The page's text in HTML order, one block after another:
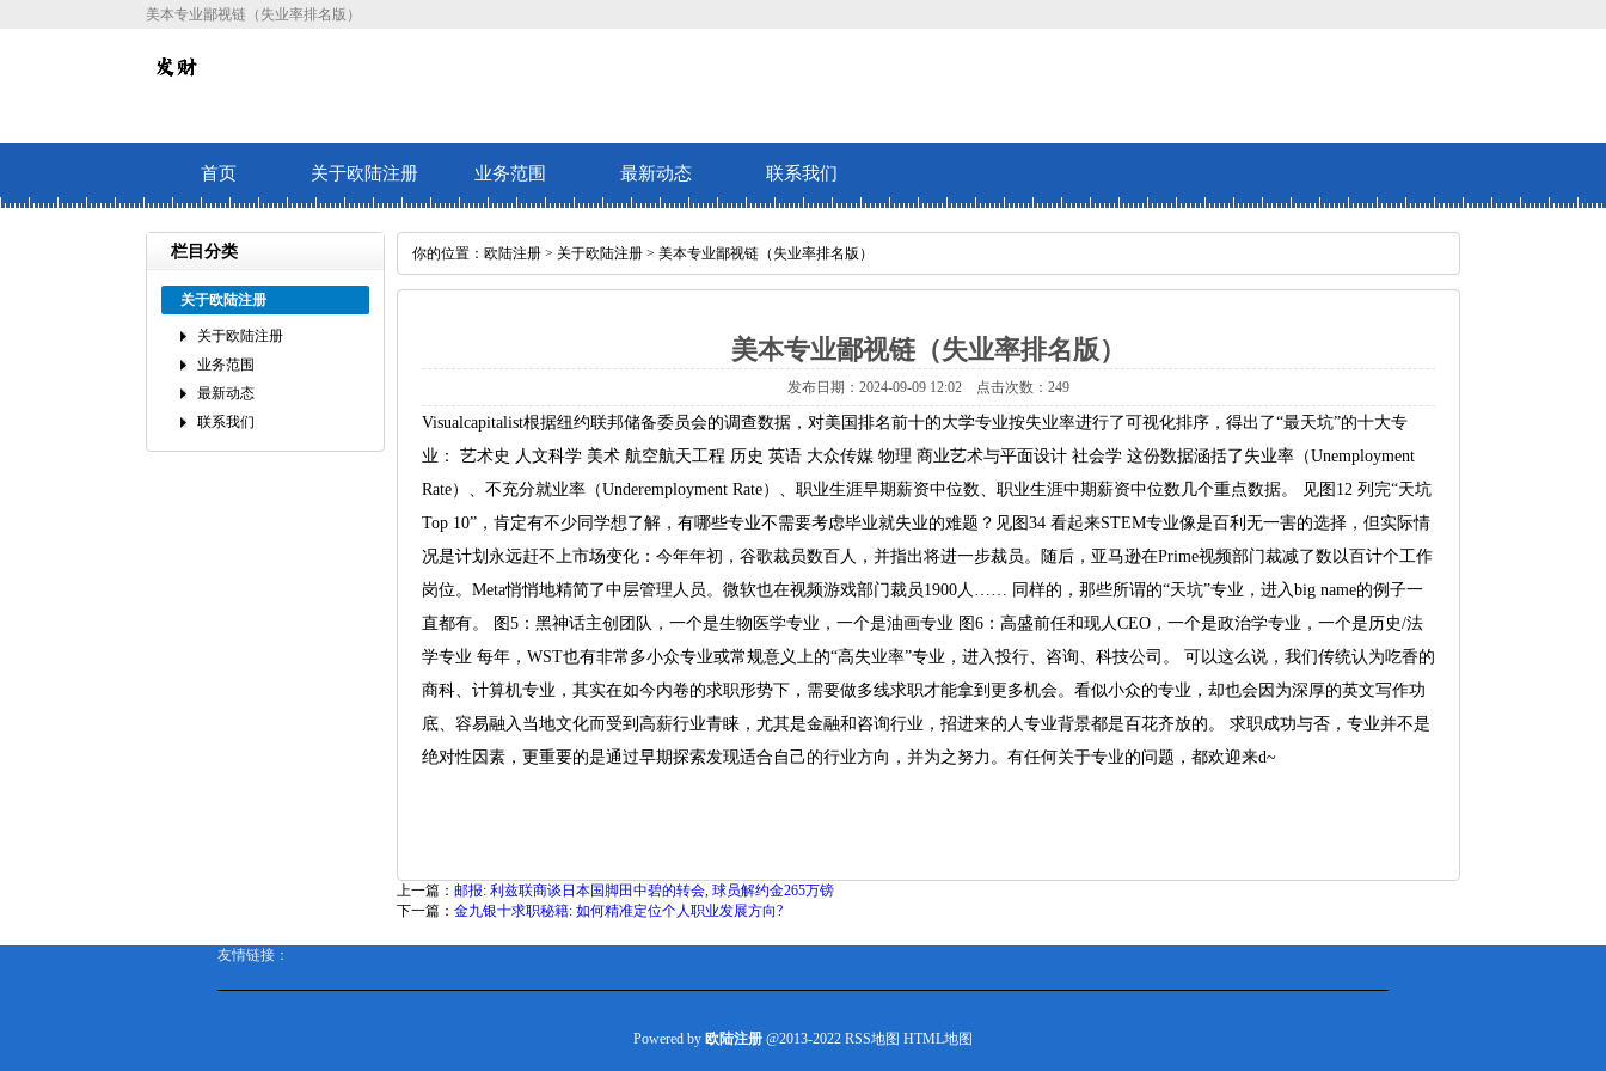
美本专业鄙视链（失业率排名版）
首页 关于欧陆注册 业务范围 最新动态 联系我们
栏目分类
关于欧陆注册
关于欧陆注册
业务范围
最新动态
联系我们
你的位置： 欧陆注册 > 关于欧陆注册 > 美本专业鄙视链（失业率排名版）
美本专业鄙视链（失业率排名版）
发布日期：2024-09-09 12:02 点击次数：249
Visualcapitalist根据纽约联邦储备委员会的调查数据，对美国排名前十的大学专业按失业率进行了可视化排序，得出了“最天坑”的十大专
业： 艺术史 人文科学 美术 航空航天工程 历史 英语 大众传媒 物理 商业艺术与平面设计 社会学 这份数据涵括了失业率（Unemployment
Rate）、不充分就业率（Underemployment Rate）、职业生涯早期薪资中位数、职业生涯中期薪资中位数几个重点数据。 见图12 列完“天坑
Top 10”，肯定有不少同学想了解，有哪些专业不需要考虑毕业就失业的难题？见图34 看起来STEM专业像是百利无一害的选择，但实际情
况是计划永远赶不上市场变化：今年年初，谷歌裁员数百人，并指出将进一步裁员。随后，亚马逊在Prime视频部门裁减了数以百计个工作
岗位。Meta悄悄地精简了中层管理人员。微软也在视频游戏部门裁员1900人…… 同样的，那些所谓的“天坑”专业，进入big name的例子一
直都有。 图5：黑神话主创团队，一个是生物医学专业，一个是油画专业 图6：高盛前任和现人CEO，一个是政治学专业，一个是历史/法
学专业 每年，WST也有非常多小众专业或常规意义上的“高失业率”专业，进入投行、咨询、科技公司。 可以这么说，我们传统认为吃香的
商科、计算机专业，其实在如今内卷的求职形势下，需要做多线求职才能拿到更多机会。看似小众的专业，却也会因为深厚的英文写作功
底、容易融入当地文化而受到高薪行业青睐，尤其是金融和咨询行业，招进来的人专业背景都是百花齐放的。 求职成功与否，专业并不是
绝对性因素，更重要的是通过早期探索发现适合自己的行业方向，并为之努力。有任何关于专业的问题，都欢迎来d~
上一篇： 邮报: 利兹联商谈日本国脚田中碧的转会, 球员解约金265万镑
下一篇： 金九银十求职秘籍: 如何精准定位个人职业发展方向?
友情链接：
Powered by 欧陆注册 @2013-2022 RSS地图 HTML地图